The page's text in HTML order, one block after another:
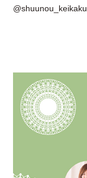
@shuunou_keikaku